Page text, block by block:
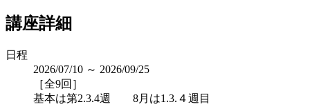
講座詳細
日程
2026/07/10 ～ 2026/09/25
［全9回］
基本は第2.3.4週 8月は1.3.４週目